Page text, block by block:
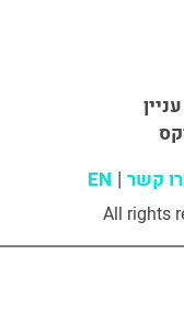
קשר EN
All rights